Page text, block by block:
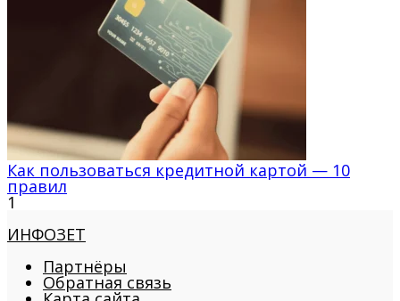
Как пользоваться кредитной картой — 10
правил
1
ИНФОЗЕТ
Партнёры
Обратная связь